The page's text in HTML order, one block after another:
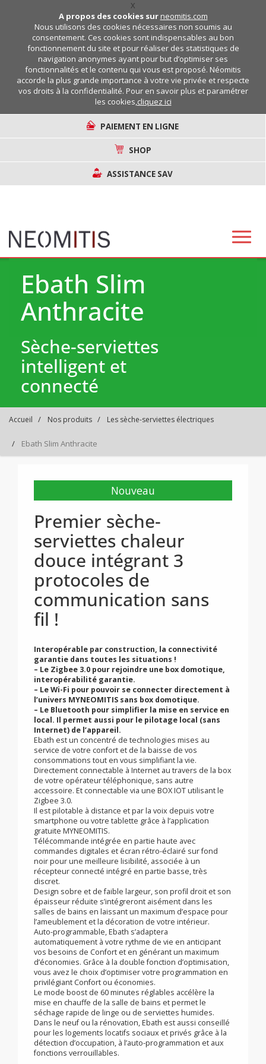
X
A propos des cookies sur neomitis.com
Nous utilisons des cookies nécessaires non soumis au
consentement. Ces cookies sont indispensables au bon
fonctionnement du site et pour réaliser des statistiques de
navigation anonymes ayant pour but d’optimiser ses
fonctionnalités et le contenu qui vous est proposé. Néomitis
accorde la plus grande importance à votre vie privée et respecte
vos droits à la confidentialité. Pour en savoir plus et paramétrer
les cookies,cliquez ici
PAIEMENT EN LIGNE
SHOP
ASSISTANCE SAV
Ebath Slim
Anthracite
Sèche-serviettes
intelligent et
connecté
Accueil Nos produits Les sèche-serviettes électriques
Ebath Slim Anthracite
Nouveau
Premier sèche-
serviettes chaleur
douce intégrant 3
protocoles de
communication sans
fil !
Interopérable par construction, la connectivité
garantie dans toutes les situations !
–Le Zigbee 3.0 pour rejoindre une box domotique,
interopérabilité garantie.
–Le Wi-Fi pour pouvoir se connecter directement à
l’univers MYNEOMITIS sans box domotique.
–Le Bluetooth pour simplifier la mise en service en
local. Il permet aussi pour le pilotage local (sans
Internet) de l’appareil.
Ebath est un concentré de technologies mises au
service de votre confort et de la baisse de vos
consommations tout en vous simplifiant la vie.
Directement connectable à Internet au travers de la box
de votre opérateur téléphonique, sans autre
accessoire. Et connectable via une BOX IOT utilisant le
Zigbee 3.0.
Il est pilotable à distance et par la voix depuis votre
smartphone ou votre tablette grâce à l’application
gratuite MYNEOMITIS.
Télécommande intégrée en partie haute avec
commandes digitales et écran rétro-éclairé sur fond
noir pour une meilleure lisibilité, associée à un
récepteur connecté intégré en partie basse, très
discret.
Design sobre et de faible largeur, son profil droit et son
épaisseur réduite s’intégreront aisément dans les
salles de bains en laissant un maximum d’espace pour
l’ameublement et la décoration de votre intérieur.
Auto-programmable, Ebath s’adaptera
automatiquement à votre rythme de vie en anticipant
vos besoins de Confort et en générant un maximum